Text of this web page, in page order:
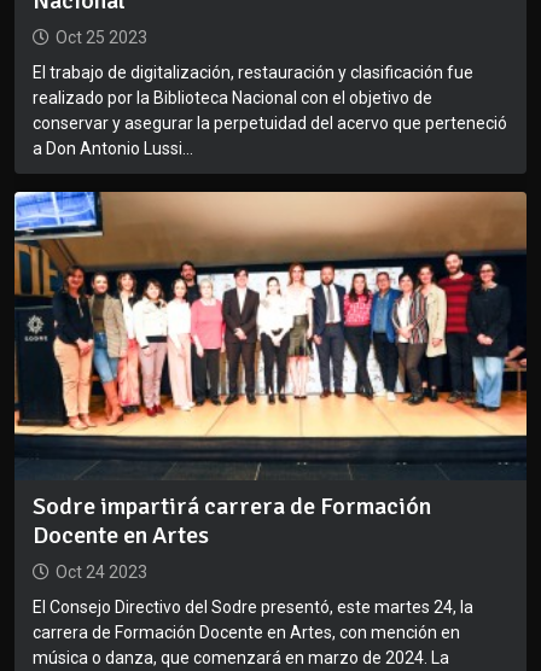
Oct 25 2023
El trabajo de digitalización, restauración y clasificación fue
realizado por la Biblioteca Nacional con el objetivo de
conservar y asegurar la perpetuidad del acervo que perteneció
a Don Antonio Lussi...
Sodre impartirá carrera de Formación
Docente en Artes
Oct 24 2023
El Consejo Directivo del Sodre presentó, este martes 24, la
carrera de Formación Docente en Artes, con mención en
música o danza, que comenzará en marzo de 2024. La